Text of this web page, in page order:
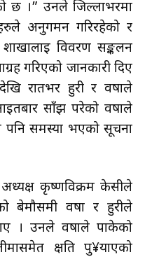
छ ।” उनले जिल्लाभरमा
अनुगमन गरिरहेको र
विवरण सङ्कलन
गरिएको जानकारी दिए
रातभर हुरी र वर्षाले
साँझ परेको वर्षाले
पनि समस्या भएको सूचना
कृष्णविक्रम केसीले
बेमौसमी वर्षा र हुरीले
। उनले वर्षाले पाकेको
क्षति पु¥याएको